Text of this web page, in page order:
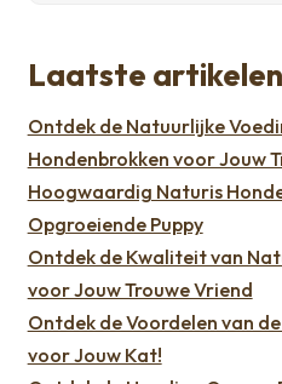
Laatste artikelen
Ontdek de Natuurlijke
Hondenbrokken voor Jouw
Hoogwaardig Naturis
Opgroeiende Puppy
Ontdek de Kwaliteit van
voor Jouw Trouwe Vriend
Ontdek de Voordelen van
voor Jouw Kat!